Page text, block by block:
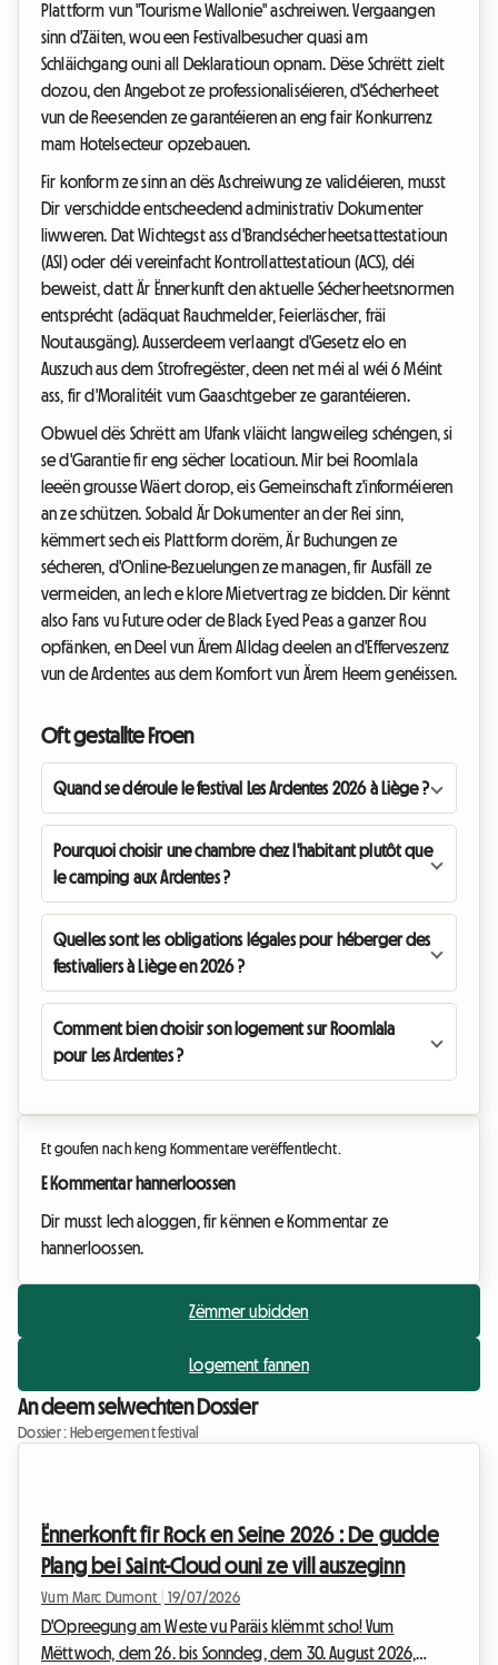
Plattform vun "Tourisme Wallonie" aschreiwen. Vergaangen
sinn d'Zäiten, wou een Festivalbesucher quasi am
Schläichgang ouni all Deklaratioun opnam. Dëse Schrëtt zielt
dozou, den Angebot ze professionaliséieren, d'Sécherheet
vun de Reesenden ze garantéieren an eng fair Konkurrenz
mam Hotelsecteur opzebauen.
Fir konform ze sinn an dës Aschreiwung ze validéieren, musst
Dir verschidde entscheedend administrativ Dokumenter
liwweren. Dat Wichtegst ass d'Brandsécherheetsattestatioun
(ASI) oder déi vereinfacht Kontrollattestatioun (ACS), déi
beweist, datt Är Ënnerkunft den aktuelle Sécherheetsnormen
entsprécht (adäquat Rauchmelder, Feierläscher, fräi
Noutausgäng). Ausserdeem verlaangt d'Gesetz elo en
Auszuch aus dem Strofregëster, deen net méi al wéi 6 Méint
ass, fir d'Moralitéit vum Gaaschtgeber ze garantéieren.
Obwuel dës Schrëtt am Ufank vläicht langweileg schéngen, si
se d'Garantie fir eng sëcher Locatioun. Mir bei Roomlala
leeën grousse Wäert dorop, eis Gemeinschaft z'informéieren
an ze schützen. Sobald Är Dokumenter an der Rei sinn,
këmmert sech eis Plattform dorëm, Är Buchungen ze
sécheren, d'Online-Bezuelungen ze managen, fir Ausfäll ze
vermeiden, an Iech e klore Mietvertrag ze bidden. Dir kënnt
also Fans vu Future oder de Black Eyed Peas a ganzer Rou
opfänken, en Deel vun Ärem Alldag deelen an d'Efferveszenz
vun de Ardentes aus dem Komfort vun Ärem Heem genéissen.
Oft gestallte Froen
Quand se déroule le festival Les Ardentes 2026 à Liège ?
Pourquoi choisir une chambre chez l'habitant plutôt que
le camping aux Ardentes ?
Quelles sont les obligations légales pour héberger des
festivaliers à Liège en 2026 ?
Comment bien choisir son logement sur Roomlala
pour Les Ardentes ?
Et goufen nach keng Kommentare verëffentlecht.
E Kommentar hannerloossen
Dir musst Iech aloggen, fir kënnen e Kommentar ze
hannerloossen.
Zëmmer ubidden
Logement fannen
An deem selwechten Dossier
Dossier : Hebergement festival
Ënnerkonft fir Rock en Seine 2026 : De gudde
Plang bei Saint-Cloud ouni ze vill auszeginn
Vum Marc Dumont 19/07/2026
D'Opreegung am Weste vu Paräis klëmmt scho! Vum
Mëttwoch, dem 26. bis Sonndeg, dem 30. August 2026,